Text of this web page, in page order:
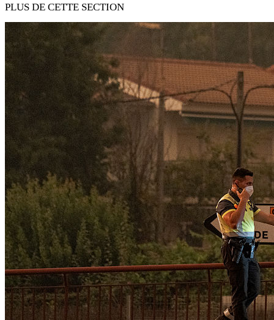
PLUS DE CETTE SECTION